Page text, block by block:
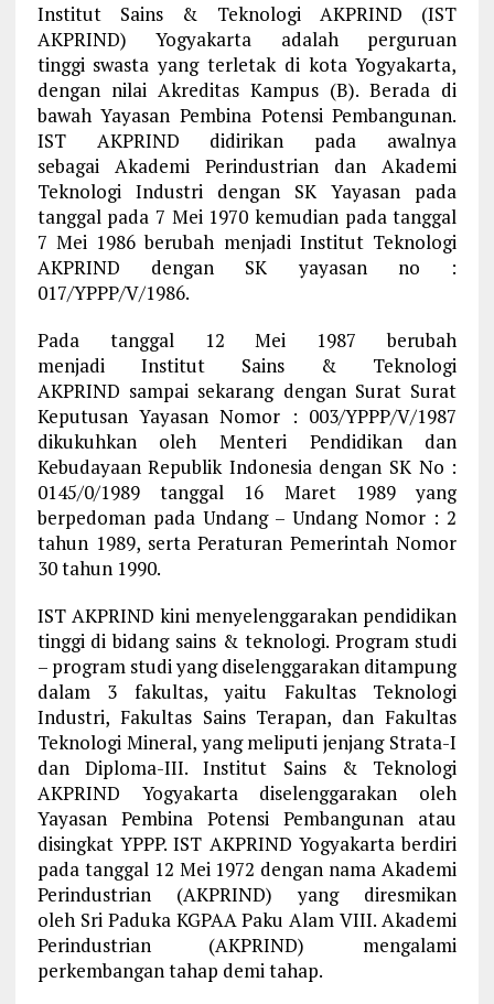
Institut Sains & Teknologi AKPRIND (IST
AKPRIND) Yogyakarta adalah perguruan
tinggi swasta yang terletak di kota Yogyakarta,
dengan nilai Akreditas Kampus (B). Berada di
bawah Yayasan Pembina Potensi Pembangunan.
IST AKPRIND didirikan pada awalnya
sebagai Akademi Perindustrian dan Akademi
Teknologi Industri dengan SK Yayasan pada
tanggal pada 7 Mei 1970 kemudian pada tanggal
7 Mei 1986 berubah menjadi Institut Teknologi
AKPRIND dengan SK yayasan no :
017/YPPP/V/1986.
Pada tanggal 12 Mei 1987 berubah
menjadi Institut Sains & Teknologi
AKPRIND sampai sekarang dengan Surat Surat
Keputusan Yayasan Nomor : 003/YPPP/V/1987
dikukuhkan oleh Menteri Pendidikan dan
Kebudayaan Republik Indonesia dengan SK No :
0145/0/1989 tanggal 16 Maret 1989 yang
berpedoman pada Undang – Undang Nomor : 2
tahun 1989, serta Peraturan Pemerintah Nomor
30 tahun 1990.
IST AKPRIND kini menyelenggarakan pendidikan
tinggi di bidang sains & teknologi. Program studi
– program studi yang diselenggarakan ditampung
dalam 3 fakultas, yaitu Fakultas Teknologi
Industri, Fakultas Sains Terapan, dan Fakultas
Teknologi Mineral, yang meliputi jenjang Strata-I
dan Diploma-III. Institut Sains & Teknologi
AKPRIND Yogyakarta diselenggarakan oleh
Yayasan Pembina Potensi Pembangunan atau
disingkat YPPP. IST AKPRIND Yogyakarta berdiri
pada tanggal 12 Mei 1972 dengan nama Akademi
Perindustrian (AKPRIND) yang diresmikan
oleh Sri Paduka KGPAA Paku Alam VIII. Akademi
Perindustrian (AKPRIND) mengalami
perkembangan tahap demi tahap.